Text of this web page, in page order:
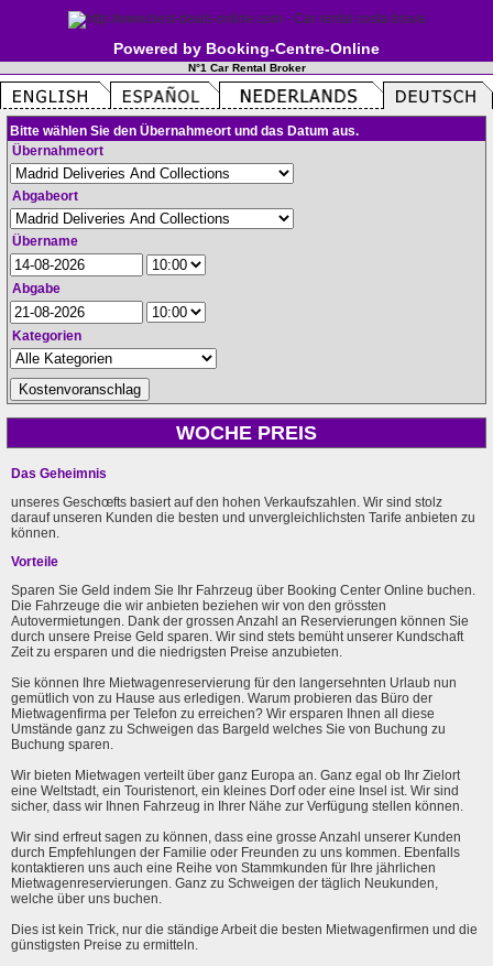
Powered by Booking-Centre-Online
N°1 Car Rental Broker
Bitte wählen Sie den Übernahmeort und das Datum aus.
Übernahmeort
Abgabeort
Übername
Abgabe
Kategorien
WOCHE PREIS
Das Geheimnis
unseres Geschœfts basiert auf den hohen Verkaufszahlen. Wir sind stolz
darauf unseren Kunden die besten und unvergleichlichsten Tarife anbieten zu
können.
Vorteile
Sparen Sie Geld indem Sie Ihr Fahrzeug über Booking Center Online buchen.
Die Fahrzeuge die wir anbieten beziehen wir von den grössten
Autovermietungen. Dank der grossen Anzahl an Reservierungen können Sie
durch unsere Preise Geld sparen. Wir sind stets bemüht unserer Kundschaft
Zeit zu ersparen und die niedrigsten Preise anzubieten.
Sie können Ihre Mietwagenreservierung für den langersehnten Urlaub nun
gemütlich von zu Hause aus erledigen. Warum probieren das Büro der
Mietwagenfirma per Telefon zu erreichen? Wir ersparen Ihnen all diese
Umstände ganz zu Schweigen das Bargeld welches Sie von Buchung zu
Buchung sparen.
Wir bieten Mietwagen verteilt über ganz Europa an. Ganz egal ob Ihr Zielort
eine Weltstadt, ein Touristenort, ein kleines Dorf oder eine Insel ist. Wir sind
sicher, dass wir Ihnen Fahrzeug in Ihrer Nähe zur Verfügung stellen können.
Wir sind erfreut sagen zu können, dass eine grosse Anzahl unserer Kunden
durch Empfehlungen der Familie oder Freunden zu uns kommen. Ebenfalls
kontaktieren uns auch eine Reihe von Stammkunden für Ihre jährlichen
Mietwagenreservierungen. Ganz zu Schweigen der täglich Neukunden,
welche über uns buchen.
Dies ist kein Trick, nur die ständige Arbeit die besten Mietwagenfirmen und die
günstigsten Preise zu ermitteln.